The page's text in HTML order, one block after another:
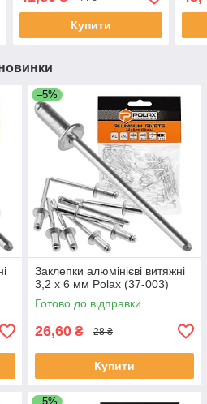
Купити
–5%
Заклепки алюмінієві витяжні
3,2 х 6 мм Polax (37-003)
Готово до відправки
26,60 ₴ 28 ₴
Купити
–5%